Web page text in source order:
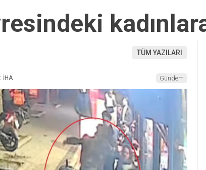
TÜM YAZILARI
İHA Gündem